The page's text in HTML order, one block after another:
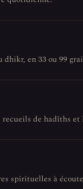
en 33 ou 99
de hadîths et
spirituelles à